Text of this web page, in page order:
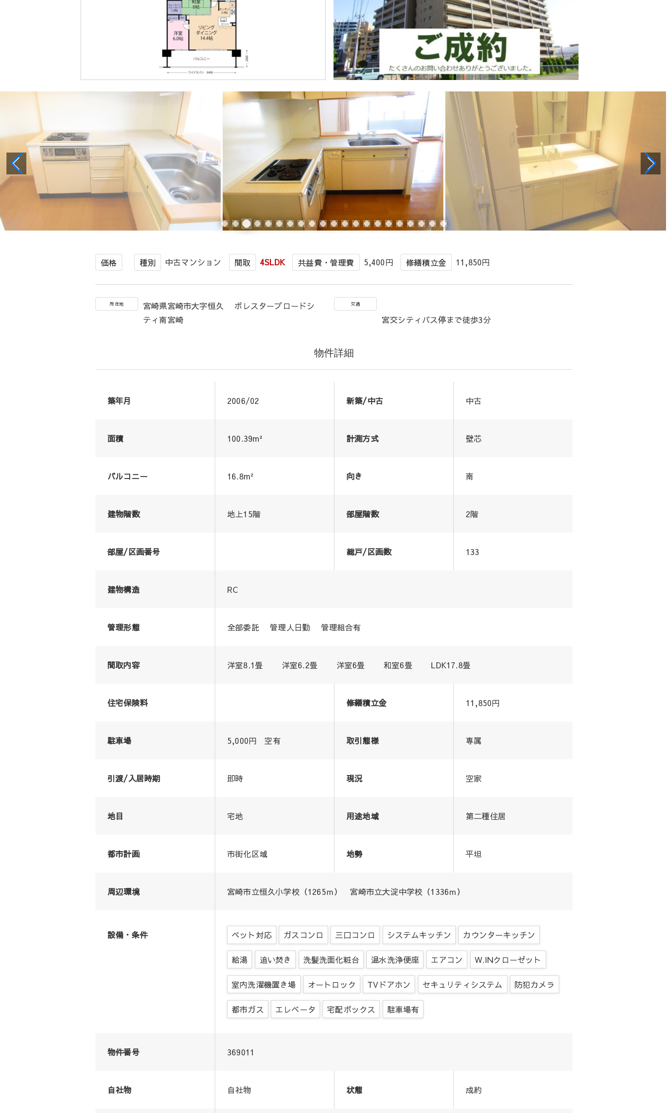
価格 種別 中古マンション 間取 4SLDK 共益費・管理費 5,400円 修繕積立金 11,850円
所在地
宮崎県宮崎市大字恒久 ポレスターブロードシ
ティ南宮崎
交通
宮交シティバス停まで徒歩3分
物件詳細
築年月 2006/02 新築/中古 中古
面積 100.39m² 計測方式 壁芯
バルコニー 16.8m² 向き 南
建物階数 地上15階 部屋階数 2階
部屋/区画番号 総戸/区画数 133
建物構造 RC
管理形態 全部委託 管理人日勤 管理組合有
間取内容 洋室8.1畳 洋室6.2畳 洋室6畳 和室6畳 LDK17.8畳
住宅保険料 修繕積立金 11,850円
駐車場 5,000円 空有 取引態様 専属
引渡/入居時期 即時 現況 空家
地目 宅地 用途地域 第二種住居
都市計画 市街化区域 地勢 平坦
周辺環境 宮崎市立恒久小学校（1265ｍ） 宮崎市立大淀中学校（1336ｍ）
設備・条件 ペット対応 ガスコンロ 三口コンロ システムキッチン カウンターキッチン
給湯 追い焚き 洗髪洗面化粧台 温水洗浄便座 エアコン W.INクローゼット
室内洗濯機置き場 オートロック TVドアホン セキュリティシステム 防犯カメラ
都市ガス エレベータ 宅配ボックス 駐車場有
物件番号 369011
自社物 自社物 状態 成約